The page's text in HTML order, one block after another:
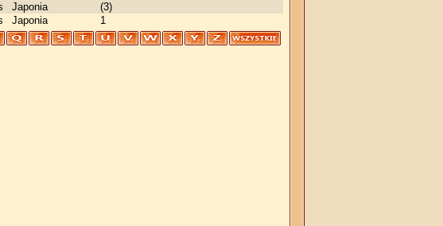
Japonia
(3)
Japonia 1